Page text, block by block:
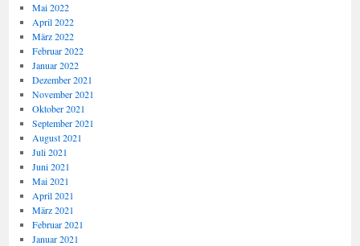
Mai 2022
April 2022
März 2022
Februar 2022
Januar 2022
Dezember 2021
November 2021
Oktober 2021
September 2021
August 2021
Juli 2021
Juni 2021
Mai 2021
April 2021
März 2021
Februar 2021
Januar 2021